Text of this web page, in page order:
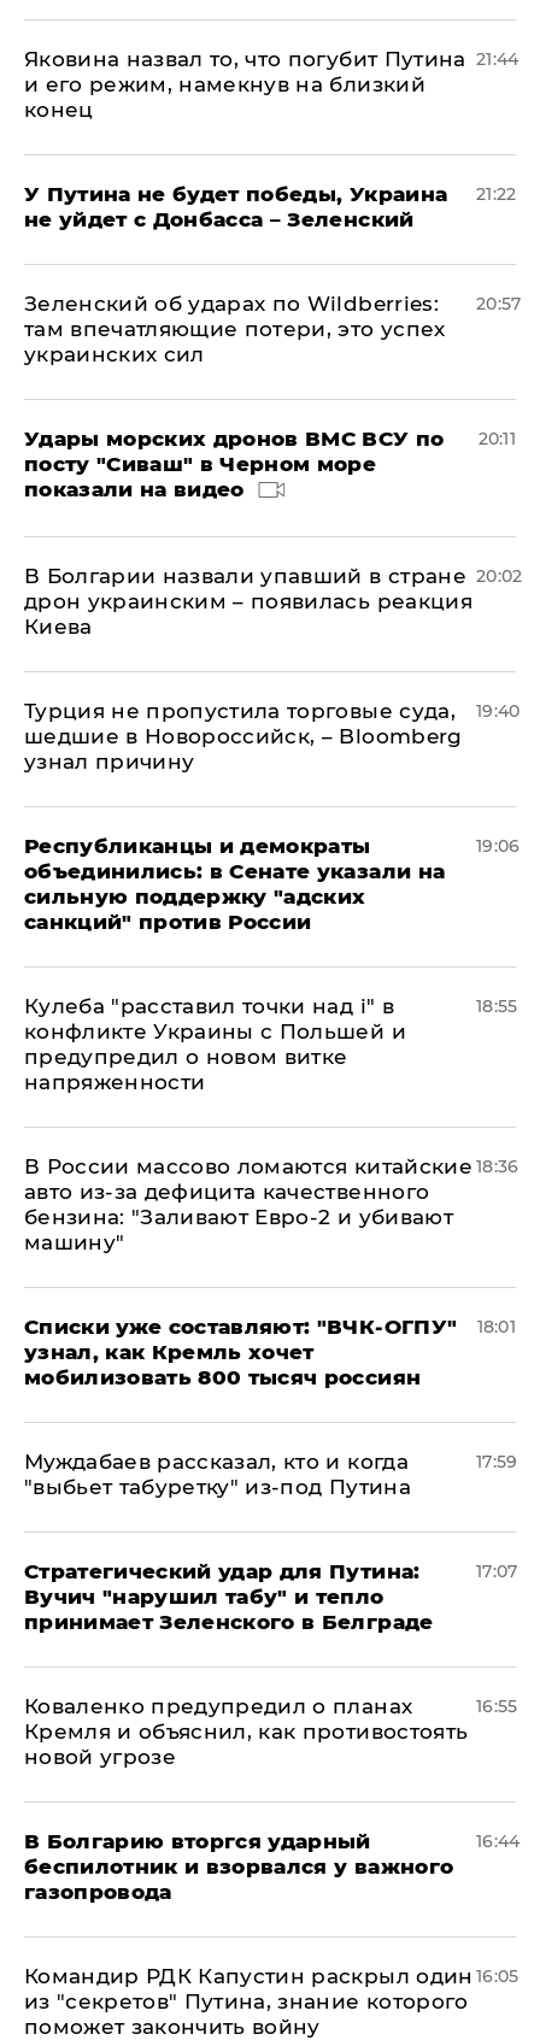
Яковина назвал то, что погубит Путина
и его режим, намекнув на близкий
конец
21:44
У Путина не будет победы, Украина
не уйдет с Донбасса – Зеленский
21:22
Зеленский об ударах по Wildberries:
там впечатляющие потери, это успех
украинских сил
20:57
Удары морских дронов ВМС ВСУ по
посту "Сиваш" в Черном море
показали на видео
20:11
В Болгарии назвали упавший в стране
дрон украинским – появилась реакция
Киева
20:02
Турция не пропустила торговые суда,
шедшие в Новороссийск, – Bloomberg
узнал причину
19:40
Республиканцы и демократы
объединились: в Сенате указали на
сильную поддержку "адских
санкций" против России
19:06
Кулеба "расставил точки над і" в
конфликте Украины с Польшей и
предупредил о новом витке
напряженности
18:55
В России массово ломаются китайские
авто из-за дефицита качественного
бензина: "Заливают Евро-2 и убивают
машину"
18:36
Списки уже составляют: "ВЧК-ОГПУ"
узнал, как Кремль хочет
мобилизовать 800 тысяч россиян
18:01
Муждабаев рассказал, кто и когда
"выбьет табуретку" из-под Путина
17:59
Стратегический удар для Путина:
Вучич "нарушил табу" и тепло
принимает Зеленского в Белграде
17:07
Коваленко предупредил о планах
Кремля и объяснил, как противостоять
новой угрозе
16:55
В Болгарию вторгся ударный
беспилотник и взорвался у важного
газопровода
16:44
Командир РДК Капустин раскрыл один
из "секретов" Путина, знание которого
поможет закончить войну
16:05